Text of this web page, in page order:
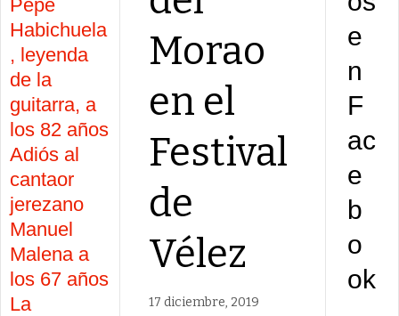
Morao
en el
Festival
de
Vélez
17 diciembre, 2019
e
n
F
ac
e
b
o
ok
Pepe
Habichuela
, leyenda
de la
guitarra, a
los 82 años
Adiós al
cantaor
jerezano
Manuel
Malena a
los 67 años
La